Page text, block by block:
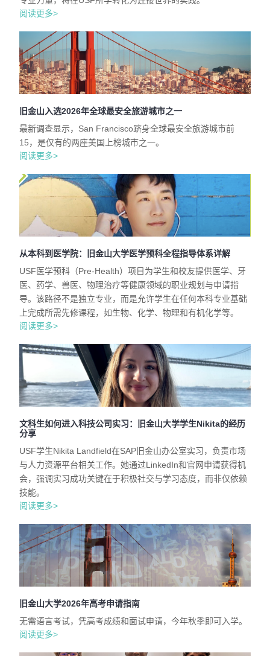
阅读更多>
旧金山入选2026年全球最安全旅游城市之一
最新调查显示，San Francisco跻身全球最安全旅游城市前
15，是仅有的两座美国上榜城市之一。
阅读更多>
从本科到医学院：旧金山大学医学预科全程指导体系详解
USF医学预科（Pre-Health）项目为学生和校友提供医学、牙
医、药学、兽医、物理治疗等健康领域的职业规划与申请指
导。该路径不是独立专业，而是允许学生在任何本科专业基础
上完成所需先修课程，如生物、化学、物理和有机化学等。
阅读更多>
文科生如何进入科技公司实习：旧金山大学学生Nikita的经历
分享
USF学生Nikita Landfield在SAP旧金山办公室实习，负责市场
与人力资源平台相关工作。她通过LinkedIn和官网申请获得机
会，强调实习成功关键在于积极社交与学习态度，而非仅依赖
技能。
阅读更多>
旧金山大学2026年高考申请指南
无需语言考试，凭高考成绩和面试申请，今年秋季即可入学。
阅读更多>